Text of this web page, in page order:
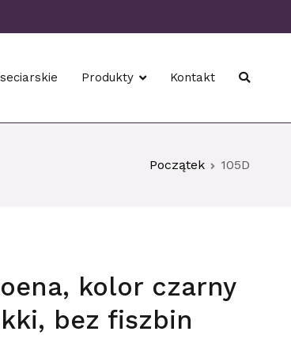
Produkty Kontakt
Początek 105D
kolor czarny
bez fiszbin